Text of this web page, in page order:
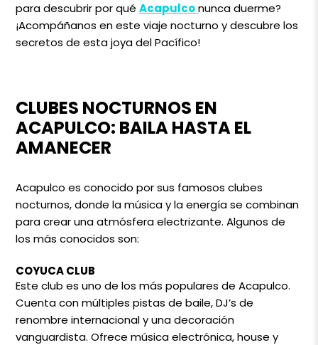
para descubrir por quéAcapulco nunca duerme?
¡Acompáñanos en este viaje nocturno y descubre los
secretos de esta joya del Pacífico!
CLUBES NOCTURNOS EN
ACAPULCO: BAILA HASTA EL
AMANECER
Acapulco es conocido por sus famosos clubes
nocturnos, donde la música y la energía se combinan
para crear una atmósfera electrizante. Algunos de
los más conocidos son:
COYUCA CLUB
Este club es uno de los más populares de Acapulco.
Cuenta con múltiples pistas de baile, DJ’s de
renombre internacional y una decoración
vanguardista. Ofrece música electrónica, house y